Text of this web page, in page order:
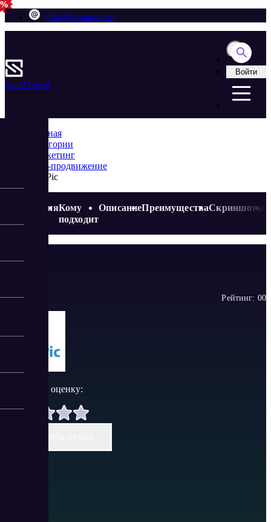
info@saasmarket.ru
SaasMarket
Войти
Главная
Категории
Маркетинг
SEO-продвижение
OptiPic
АкцияКому
подходит
ОписаниеПреимуществаСкриншоты
Рейтинг: 00
Поставить оценку: